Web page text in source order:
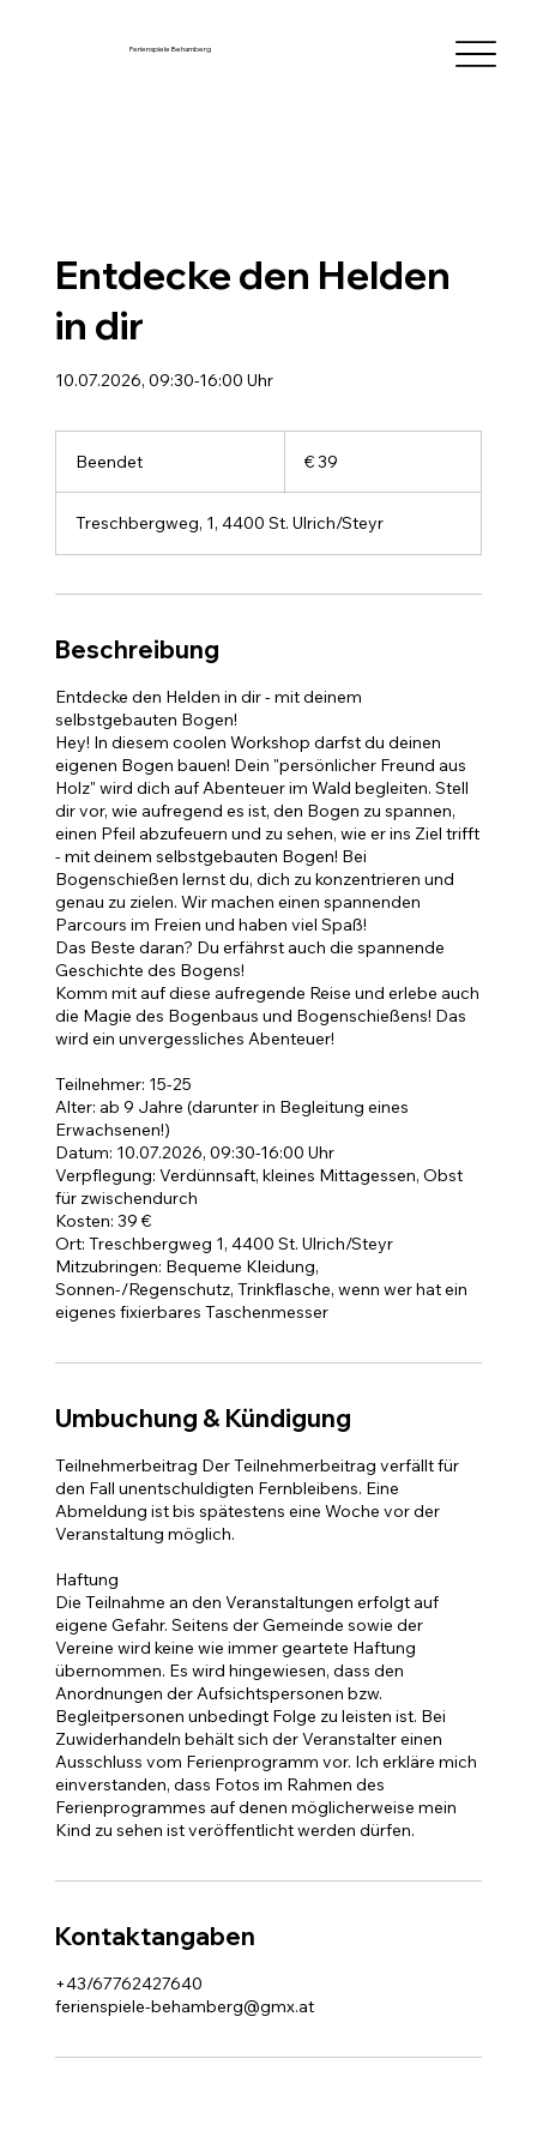
Ferienspiele Behamberg
Entdecke den Helden
in dir
10.07.2026, 09:30-16:00 Uhr
BeendetB
n
d
t
€ 39
Treschbergweg, 1, 4400 St. Ulrich/Steyr
Beschreibung
Entdecke den Helden in dir - mit deinem
selbstgebauten Bogen!
Hey! In diesem coolen Workshop darfst du deinen
eigenen Bogen bauen! Dein "persönlicher Freund aus
Holz" wird dich auf Abenteuer im Wald begleiten. Stell
dir vor, wie aufregend es ist, den Bogen zu spannen,
einen Pfeil abzufeuern und zu sehen, wie er ins Ziel trifft
- mit deinem selbstgebauten Bogen! Bei
Bogenschießen lernst du, dich zu konzentrieren und
genau zu zielen. Wir machen einen spannenden
Parcours im Freien und haben viel Spaß!
Das Beste daran? Du erfährst auch die spannende
Geschichte des Bogens!
Komm mit auf diese aufregende Reise und erlebe auch
die Magie des Bogenbaus und Bogenschießens! Das
wird ein unvergessliches Abenteuer!
Teilnehmer: 15-25
Alter: ab 9 Jahre (darunter in Begleitung eines
Erwachsenen!)
Datum: 10.07.2026, 09:30-16:00 Uhr
Verpflegung: Verdünnsaft, kleines Mittagessen, Obst
für zwischendurch
Kosten: 39 €
Ort: Treschbergweg 1, 4400 St. Ulrich/Steyr
Mitzubringen: Bequeme Kleidung,
Sonnen-/Regenschutz, Trinkflasche, wenn wer hat ein
eigenes fixierbares Taschenmesser
Umbuchung & Kündigung
Teilnehmerbeitrag Der Teilnehmerbeitrag verfällt für
den Fall unentschuldigten Fernbleibens. Eine
Abmeldung ist bis spätestens eine Woche vor der
Veranstaltung möglich.
Haftung
Die Teilnahme an den Veranstaltungen erfolgt auf
eigene Gefahr. Seitens der Gemeinde sowie der
Vereine wird keine wie immer geartete Haftung
übernommen. Es wird hingewiesen, dass den
Anordnungen der Aufsichtspersonen bzw.
Begleitpersonen unbedingt Folge zu leisten ist. Bei
Zuwiderhandeln behält sich der Veranstalter einen
Ausschluss vom Ferienprogramm vor. Ich erkläre mich
einverstanden, dass Fotos im Rahmen des
Ferienprogrammes auf denen möglicherweise mein
Kontaktangaben
+43/67762427640
ferienspiele-behamberg@gmx.at